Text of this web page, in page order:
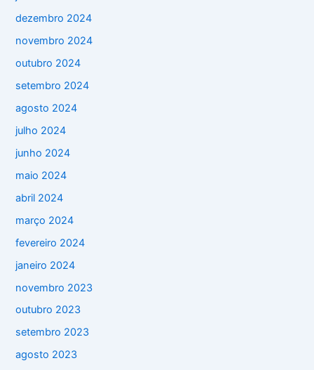
dezembro 2024
novembro 2024
outubro 2024
setembro 2024
agosto 2024
julho 2024
junho 2024
maio 2024
abril 2024
março 2024
fevereiro 2024
janeiro 2024
novembro 2023
outubro 2023
setembro 2023
agosto 2023